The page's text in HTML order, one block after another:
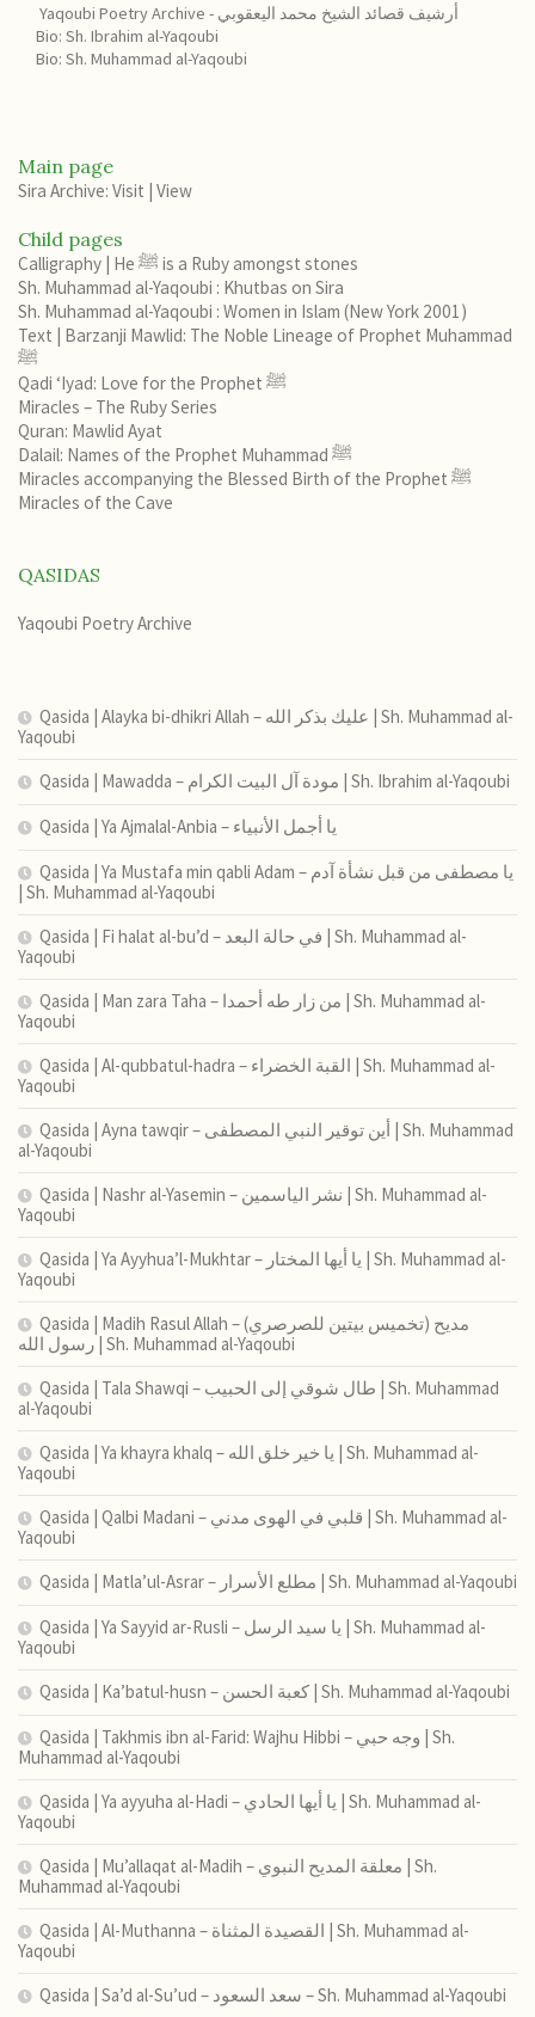
Yaqoubi Poetry Archive - أرشيف قصائد الشيخ محمد اليعقوبي
Bio: Sh. Ibrahim al-Yaqoubi
Bio: Sh. Muhammad al-Yaqoubi
Main page
Sira Archive: Visit | View
Child pages
Calligraphy | He ﷺ is a Ruby amongst stones
Sh. Muhammad al-Yaqoubi : Khutbas on Sira
Sh. Muhammad al-Yaqoubi : Women in Islam (New York 2001)
Text | Barzanji Mawlid: The Noble Lineage of Prophet Muhammad
ﷺ
Qadi ‘Iyad: Love for the Prophet ﷺ
Miracles – The Ruby Series
Quran: Mawlid Ayat
Dalail: Names of the Prophet Muhammad ﷺ
Miracles accompanying the Blessed Birth of the Prophet ﷺ
Miracles of the Cave
QASIDAS
Yaqoubi Poetry Archive
Qasida | Alayka bi-dhikri Allah – عليك بذكر الله | Sh. Muhammad al-
Yaqoubi
Qasida | Mawadda – مودة آل البيت الكرام | Sh. Ibrahim al-Yaqoubi
Qasida | Ya Ajmalal-Anbia – يا أجمل الأنبياء
Qasida | Ya Mustafa min qabli Adam – يا مصطفى من قبل نشأة آدم
| Sh. Muhammad al-Yaqoubi
Qasida | Fi halat al-bu’d – في حالة البعد | Sh. Muhammad al-
Yaqoubi
Qasida | Man zara Taha – من زار طه أحمدا | Sh. Muhammad al-
Yaqoubi
Qasida | Al-qubbatul-hadra – القبة الخضراء | Sh. Muhammad al-
Yaqoubi
Qasida | Ayna tawqir – أين توقير النبي المصطفى | Sh. Muhammad
al-Yaqoubi
Qasida | Nashr al-Yasemin – نشر الياسمين | Sh. Muhammad al-
Yaqoubi
Qasida | Ya Ayyhua’l-Mukhtar – يا أيها المختار | Sh. Muhammad al-
Yaqoubi
Qasida | Madih Rasul Allah – (تخميس بيتين للصرصري) مديح
رسول الله | Sh. Muhammad al-Yaqoubi
Qasida | Tala Shawqi – طال شوقي إلى الحبيب | Sh. Muhammad
al-Yaqoubi
Qasida | Ya khayra khalq – يا خير خلق الله | Sh. Muhammad al-
Yaqoubi
Qasida | Qalbi Madani – قلبي في الهوى مدني | Sh. Muhammad al-
Yaqoubi
Qasida | Matla’ul-Asrar – مطلع الأسرار | Sh. Muhammad al-Yaqoubi
Qasida | Ya Sayyid ar-Rusli – يا سيد الرسل | Sh. Muhammad al-
Yaqoubi
Qasida | Ka’batul-husn – كعبة الحسن | Sh. Muhammad al-Yaqoubi
Qasida | Takhmis ibn al-Farid: Wajhu Hibbi – وجه حبي | Sh.
Muhammad al-Yaqoubi
Qasida | Ya ayyuha al-Hadi – يا أيها الحادي | Sh. Muhammad al-
Yaqoubi
Qasida | Mu’allaqat al-Madih – معلقة المديح النبوي | Sh.
Muhammad al-Yaqoubi
Qasida | Al-Muthanna – القصيدة المثناة | Sh. Muhammad al-
Yaqoubi
Qasida | Sa’d al-Su’ud – سعد السعود – Sh. Muhammad al-Yaqoubi